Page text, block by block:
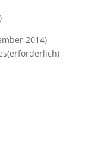
2014)
(erforderlich)